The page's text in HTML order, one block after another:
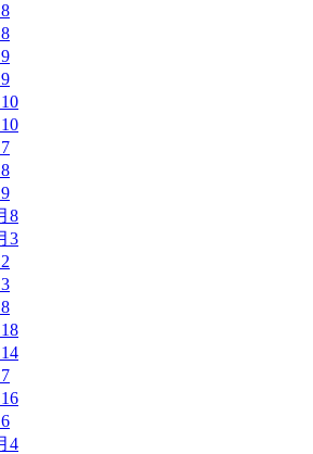
8
8
9
9
10
10
7
8
9
8
3
2
3
8
18
14
7
16
6
4